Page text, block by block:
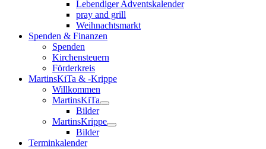
Lebendiger Adventskalender
pray and grill
Weihnachtsmarkt
Spenden & Finanzen
Spenden
Kirchensteuern
Förderkreis
MartinsKiTa & -Krippe
Willkommen
MartinsKiTa
Bilder
MartinsKrippe
Bilder
Terminkalender